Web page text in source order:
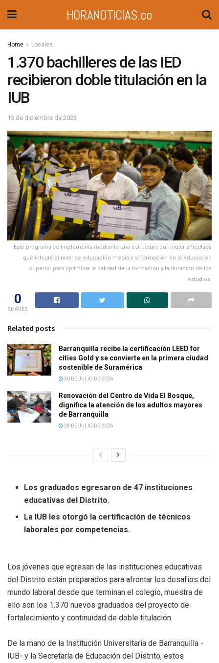
HORANOTICIAS.co
Home Locales
1.370 bachilleres de las IED
recibieron doble titulación en la
IUB
13 de diciembre de 2023
Este programa se implementa mediante una estructura curricular articulada
que integra el nivel de educación media y la formación en la educación
superior para optimizar la calidad de la formación y la duración de los
estudios.
0
SHARES
Related posts
Barranquilla recibe la certificación LEED for
cities Gold y se convierte en la primera ciudad
sostenible de Suramérica
30 DE JULIO DE 2026
Renovación del Centro de Vida El Bosque,
dignifica la atención de los adultos mayores
de Barranquilla
28 DE JULIO DE 2026
Los graduados egresaron de 47 instituciones
educativas del Distrito.
La IUB les otorgó la certificación de técnicos
laborales por competencias.
Los jóvenes que egresan de las instituciones educativas
del Distrito están preparados para afrontar los desafíos del
mundo laboral desde que terminan el colegio, muestra de
ello son los 1.370 nuevos graduados del proyecto de
fortalecimiento y continuidad de doble titulación.
De la mano de la Institución Universitaria de Barranquilla -
IUB- y la Secretaría de Educación del Distrito, estos